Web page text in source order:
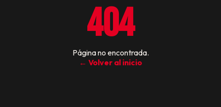
404
Página no encontrada.
← Volver al inicio